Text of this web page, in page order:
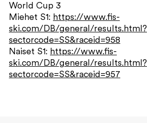
World Cup 3
Miehet S1: https://www.fis-
ski.com/DB/general/results.html?
sectorcode=SS&raceid=958
Naiset S1: https://www.fis-
ski.com/DB/general/results.html?
sectorcode=SS&raceid=957